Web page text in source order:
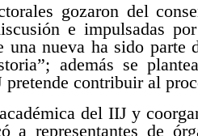
gozaron del
e impulsadas
nueva ha sido parte
además se
contribuir al
del IIJ y
a representantes de